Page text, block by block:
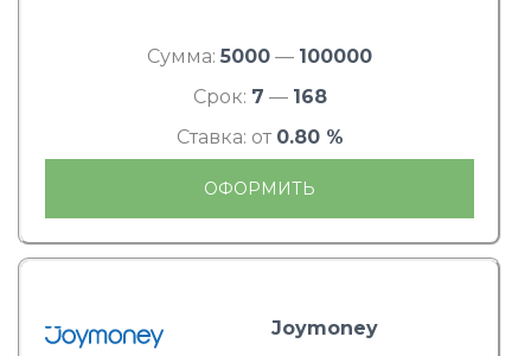
Сумма: 5000 — 100000
Срок: 7 — 168
Ставка: от 0.80 %
ОФОРМИТЬ
Joymoney